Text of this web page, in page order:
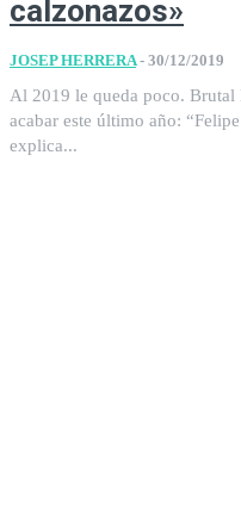
calzonazos»
JOSEP HERRERA - 30/12/2019
Al 2019 le queda poco. Brutal
acabar este último año:
explica...